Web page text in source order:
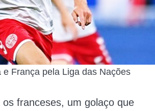
França pela Liga das Nações
franceses, um golaço que